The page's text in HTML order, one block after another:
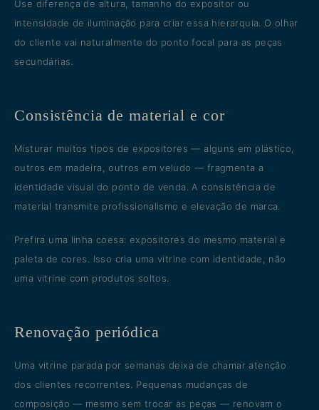
Use diferença de altura, tamanho do expositor ou
intensidade de iluminação para criar essa hierarquia. O olhar
do cliente vai naturalmente do ponto focal para as peças
secundárias.
Consistência de material e cor
Misturar muitos tipos de expositores — alguns em plástico,
outros em madeira, outros em veludo — fragmenta a
identidade visual do ponto de venda. A consistência de
material transmite profissionalismo e elevação de marca.
Prefira uma linha coesa: expositores do mesmo material e
paleta de cores. Isso cria uma vitrine com identidade, não
uma vitrine com produtos soltos.
Renovação periódica
Uma vitrine parada por semanas deixa de chamar atenção
dos clientes recorrentes. Pequenas mudanças de
composição — mesmo sem trocar as peças — renovam o